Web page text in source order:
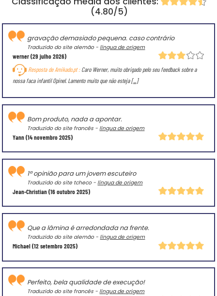
(4.80/5)
werner(29 julho 2026)
gravação demasiado pequena. caso contrário
Traduzido do site alemão - língua de origem
Resposta de Amikado.pt :Caro Werner, muito obrigado pelo seu feedback sobre a
nossa faca infantil Opinel. Lamento muito que não esteja[...]
Yann(14 novembro 2025)
Bom produto, nada a apontar.
Traduzido do site francês - língua de origem
Jean-Christian(16 outubro 2025)
1ª opinião para um jovem escuteiro
Traduzido do site tcheco - língua de origem
Michael(12 setembro 2025)
Que a lâmina é arredondada na frente.
Traduzido do site alemão - língua de origem
Perfeito, bela qualidade de execução!
Traduzido do site francês - língua de origem